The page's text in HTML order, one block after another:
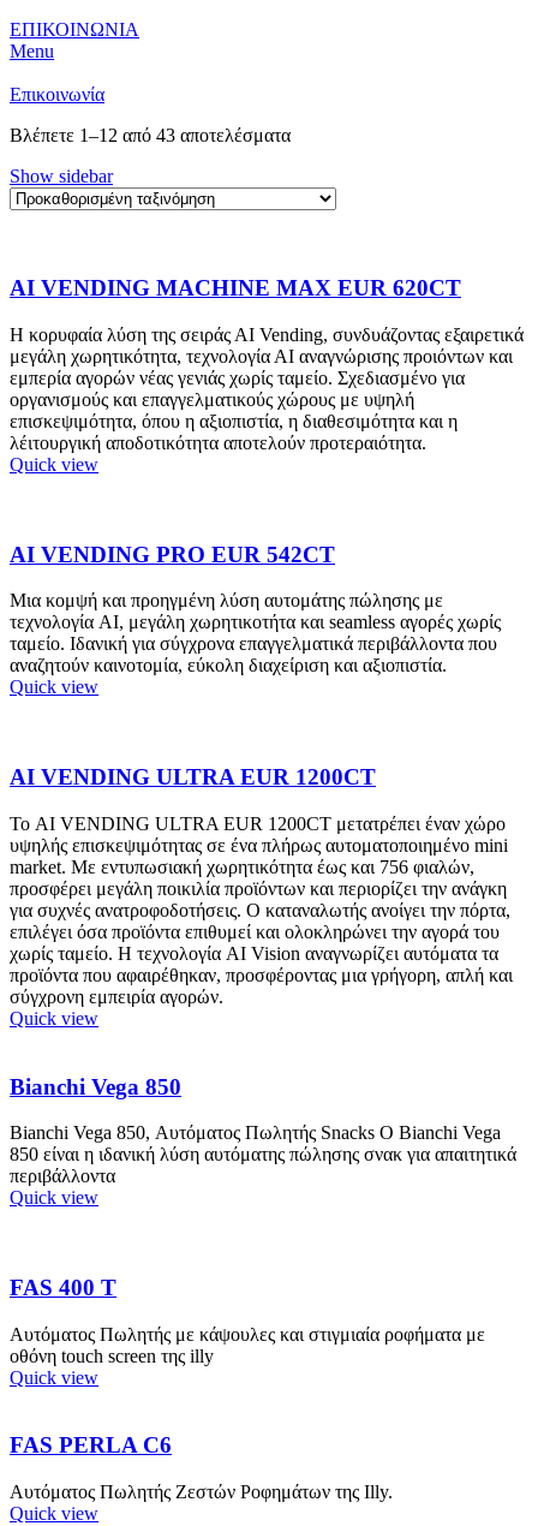
ΕΠΙΚΟΙΝΩΝΙΑ
Menu
Επικοινωνία
Βλέπετε 1–12 από 43 αποτελέσματα
Show sidebar
AI VENDING MACHINE MAX EUR 620CT
Η κορυφαία λύση της σειράς ΑΙ Vending, συνδυάζοντας εξαιρετικά
μεγάλη χωρητικότητα, τεχνολογία ΑΙ αναγνώρισης προιόντων και
εμπερία αγορών νέας γενιάς χωρίς ταμείο. Σχεδιασμένο για
οργανισμούς και επαγγελματικούς χώρους με υψηλή
επισκεψιμότητα, όπου η αξιοπιστία, η διαθεσιμότητα και η
λέιτουργική αποδοτικότητα αποτελούν προτεραιότητα.
Quick view
AI VENDING PRO EUR 542CT
Μια κομψή και προηγμένη λύση αυτομάτης πώλησης με
τεχνολογία AI, μεγάλη χωρητικοτήτα και seamless αγορές χωρίς
ταμείο. Ιδανική για σύγχρονα επαγγελματικά περιβάλλοντα που
αναζητούν καινοτομία, εύκολη διαχείριση και αξιοπιστία.
Quick view
AI VENDING ULTRA EUR 1200CT
Το AI VENDING ULTRA EUR 1200CT μετατρέπει έναν χώρο
υψηλής επισκεψιμότητας σε ένα πλήρως αυτοματοποιημένο mini
market. Με εντυπωσιακή χωρητικότητα έως και 756 φιαλών,
προσφέρει μεγάλη ποικιλία προϊόντων και περιορίζει την ανάγκη
για συχνές ανατροφοδοτήσεις. Ο καταναλωτής ανοίγει την πόρτα,
επιλέγει όσα προϊόντα επιθυμεί και ολοκληρώνει την αγορά του
χωρίς ταμείο. Η τεχνολογία AI Vision αναγνωρίζει αυτόματα τα
προϊόντα που αφαιρέθηκαν, προσφέροντας μια γρήγορη, απλή και
σύγχρονη εμπειρία αγορών.
Quick view
Bianchi Vega 850
Bianchi Vega 850, Αυτόματος Πωλητής Snacks Ο Bianchi Vega
850 είναι η ιδανική λύση αυτόματης πώλησης σνακ για απαιτητικά
περιβάλλοντα
Quick view
FAS 400 T
Αυτόματος Πωλητής με κάψουλες και στιγμιαία ροφήματα με
οθόνη touch screen της illy
Quick view
FAS PERLA C6
Αυτόματος Πωλητής Ζεστών Ροφημάτων της Illy.
Quick view